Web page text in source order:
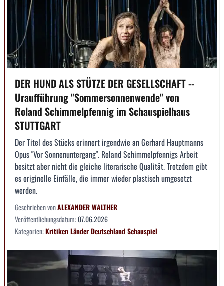
DER HUND ALS STÜTZE DER GESELLSCHAFT --
Uraufführung "Sommersonnenwende" von
Roland Schimmelpfennig im Schauspielhaus
STUTTGART
Der Titel des Stücks erinnert irgendwie an Gerhard Hauptmanns
Opus "Vor Sonnenuntergang". Roland Schimmelpfennigs Arbeit
besitzt aber nicht die gleiche literarische Qualität. Trotzdem gibt
es originelle Einfälle, die immer wieder plastisch umgesetzt
werden.
Geschrieben vonALEXANDER WALTHER
Veröffentlichungsdatum:07.06.2026
Kategorien:KritikenLänderDeutschlandSchauspiel